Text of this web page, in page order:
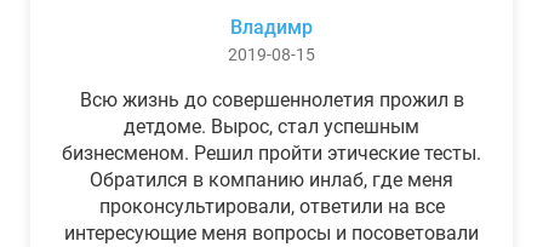
Владимр
2019-08-15
Всю жизнь до совершеннолетия прожил в
детдоме. Вырос, стал успешным
бизнесменом. Решил пройти этические тесты.
Обратился в компанию инлаб, где меня
проконсультировали, ответили на все
интересующие меня вопросы и посоветовали